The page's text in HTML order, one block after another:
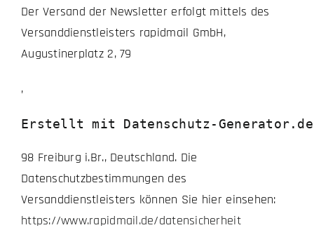
Der Versand der Newsletter erfolgt mittels des
Versanddienstleisters rapidmail GmbH,
Augustinerplatz 2, 79
,
Erstellt mit Datenschutz-Generator.de
98 Freiburg i.Br., Deutschland. Die
Datenschutzbestimmungen des
Versanddienstleisters können Sie hier einsehen:
https://www.rapidmail.de/datensicherheit